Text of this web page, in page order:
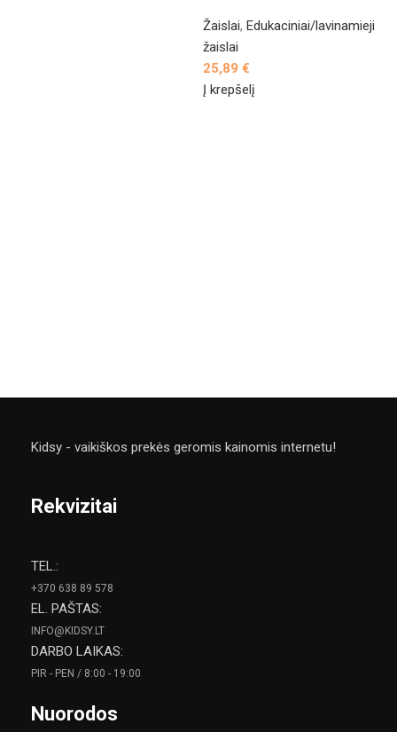
Žaislai, Edukaciniai/lavinamieji
žaislai
25,89 €
Į krepšelį
Kidsy - vaikiškos prekės geromis kainomis internetu!
Rekvizitai
TEL.:
+370 638 89 578
EL. PAŠTAS:
INFO@KIDSY.LT
DARBO LAIKAS:
PIR - PEN / 8:00 - 19:00
Nuorodos